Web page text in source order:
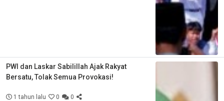
PWI dan Laskar Sabilillah Ajak Rakyat
Bersatu, Tolak Semua Provokasi!
1 tahun lalu 0 0